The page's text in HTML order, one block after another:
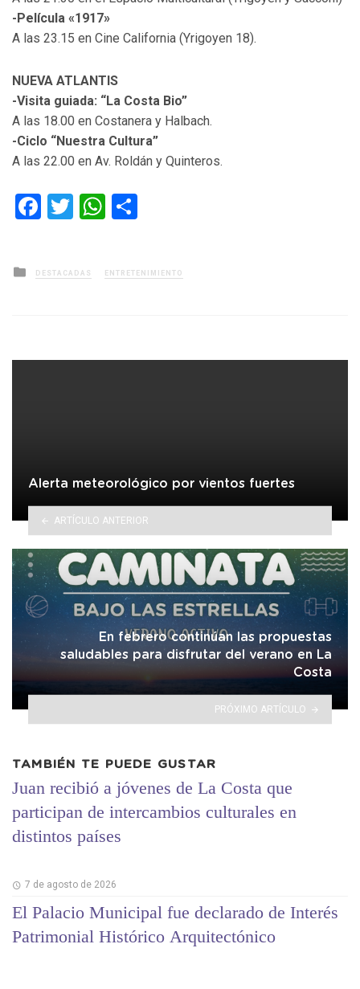
-Película «1917»
A las 23.15 en Cine California (Yrigoyen 18).
NUEVA ATLANTIS
-Visita guiada: “La Costa Bio”
A las 18.00 en Costanera y Halbach.
-Ciclo “Nuestra Cultura”
A las 22.00 en Av. Roldán y Quinteros.
Facebook
TwitterWhatsApp
Posted
in
DESTACADAS ENTRETENIMIENTO
Alerta meteorológico por vientos fuertes
ARTÍCULO ANTERIOR
En febrero continúan las propuestas
saludables para disfrutar del verano en La
Costa
PRÓXIMO ARTÍCULO
TAMBIÉN TE PUEDE GUSTAR
Juan recibió a jóvenes de La Costa que
participan de intercambios culturales en
distintos países
7 de agosto de 2026
El Palacio Municipal fue declarado de Interés
Patrimonial Histórico Arquitectónico